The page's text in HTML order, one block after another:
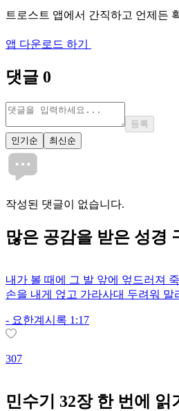
트로스트 앱에서 간직하고 언제든
앱 다운로드 하기
댓글 0
등록
인기순
최신순
작성된 댓글이 없습니다.
많은 공감을 받은 성경
내가 볼 때에 그 발 앞에 엎드러져
손을 내게 얹고 가라사대 두려워 말
- 요한계시록 1:17
307
민수기 32장 한 번에 읽